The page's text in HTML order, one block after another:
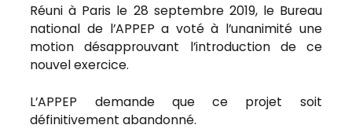
Réuni à Paris le 28 septembre 2019, le Bureau
national de l’APPEP a voté à l’unanimité une
motion désapprouvant l’introduction de ce
nouvel exercice.
L’APPEP demande que ce projet soit
définitivement abandonné.